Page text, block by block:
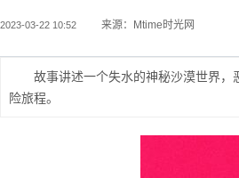
2023-03-22 10:52 来源：Mtime时光网
故事讲述一个失水的神秘沙漠世界，
险旅程。